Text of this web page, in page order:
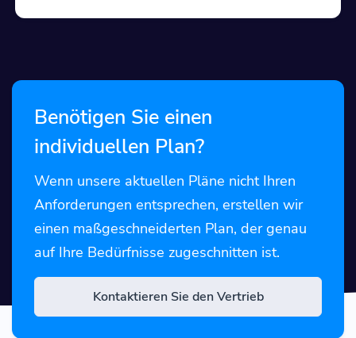
Benötigen Sie einen
individuellen Plan?
Wenn unsere aktuellen Pläne nicht Ihren
Anforderungen entsprechen, erstellen wir
einen maßgeschneiderten Plan, der genau
auf Ihre Bedürfnisse zugeschnitten ist.
Kontaktieren Sie den Vertrieb